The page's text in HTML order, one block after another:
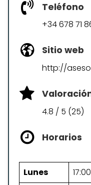
Teléfono
+34 678 71
Sitio web
http://
4.8 / 5 (25)
Horarios
Lunes